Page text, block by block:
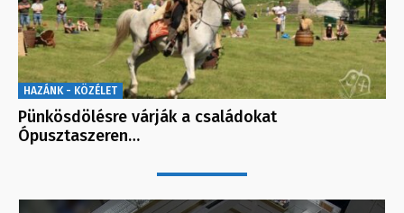
HAZÁNK - KÖZÉLET
Pünkösdölésre várják a családokat
Ópusztaszeren…